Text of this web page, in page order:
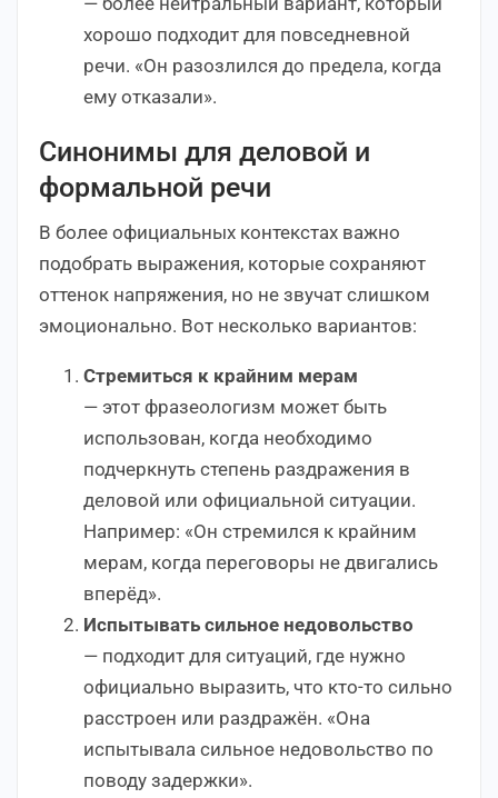
хорошо подходит для повседневной
речи. «Он разозлился до предела, когда
ему отказали».
Синонимы для деловой и
формальной речи
В более официальных контекстах важно
подобрать выражения, которые сохраняют
оттенок напряжения, но не звучат слишком
эмоционально. Вот несколько вариантов:
Стремиться к крайним мерам
— этот фразеологизм может быть
использован, когда необходимо
подчеркнуть степень раздражения в
деловой или официальной ситуации.
Например: «Он стремился к крайним
мерам, когда переговоры не двигались
вперёд».
Испытывать сильное недовольство
— подходит для ситуаций, где нужно
официально выразить, что кто-то сильно
расстроен или раздражён. «Она
испытывала сильное недовольство по
поводу задержки».